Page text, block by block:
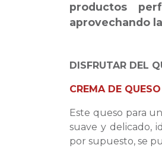
productos
aprovechando
DISFRUTAR DEL
CREMA DE QUESO
Este queso para
suave y delicado,
por supuesto, se